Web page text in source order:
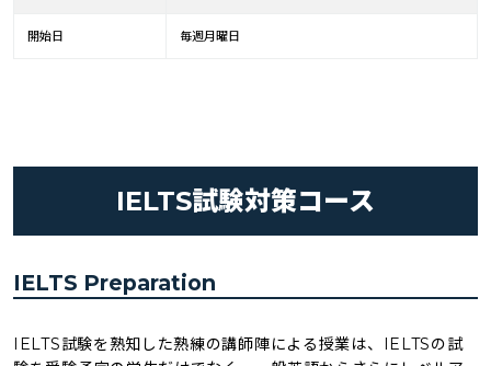
開始日 毎週月曜日
IELTS試験対策コース
IELTS Preparation
IELTS試験を熟知した熟練の講師陣による授業は、IELTSの試